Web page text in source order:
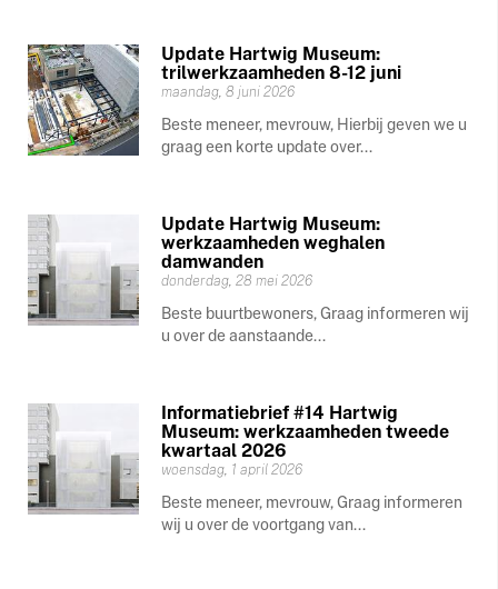
Update Hartwig Museum:
trilwerkzaamheden 8-12 juni
maandag, 8 juni 2026
Beste meneer, mevrouw, Hierbij geven we u
graag een korte update over...
Update Hartwig Museum:
werkzaamheden weghalen
damwanden
donderdag, 28 mei 2026
Beste buurtbewoners, Graag informeren wij
u over de aanstaande...
Informatiebrief #14 Hartwig
Museum: werkzaamheden tweede
kwartaal 2026
woensdag, 1 april 2026
Beste meneer, mevrouw, Graag informeren
wij u over de voortgang van...